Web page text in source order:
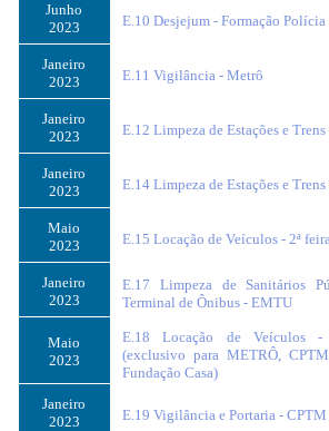
Junho
2023
E.10 Desjejum - Formação
Janeiro
2023
E.11 Vigilância - Metrô
Janeiro
2023
E.12 Limpeza de Estações e
Janeiro
2023
E.14 Limpeza de Estações e
Maio
2023
E.15 Locação de Veículos - 2ª
Janeiro
2023
E.17 Limpeza de Sanitários
Terminal de Ônibus - EMTU
Maio
2023
E.18 Locação de Veículos
(exclusivo para METRÔ,
Fundação Casa)
Janeiro
2023
E.19 Vigilância e Portaria - CPTM